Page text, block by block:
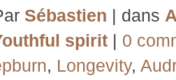
Sébastien | dans
spirit | 0
, Longevity,